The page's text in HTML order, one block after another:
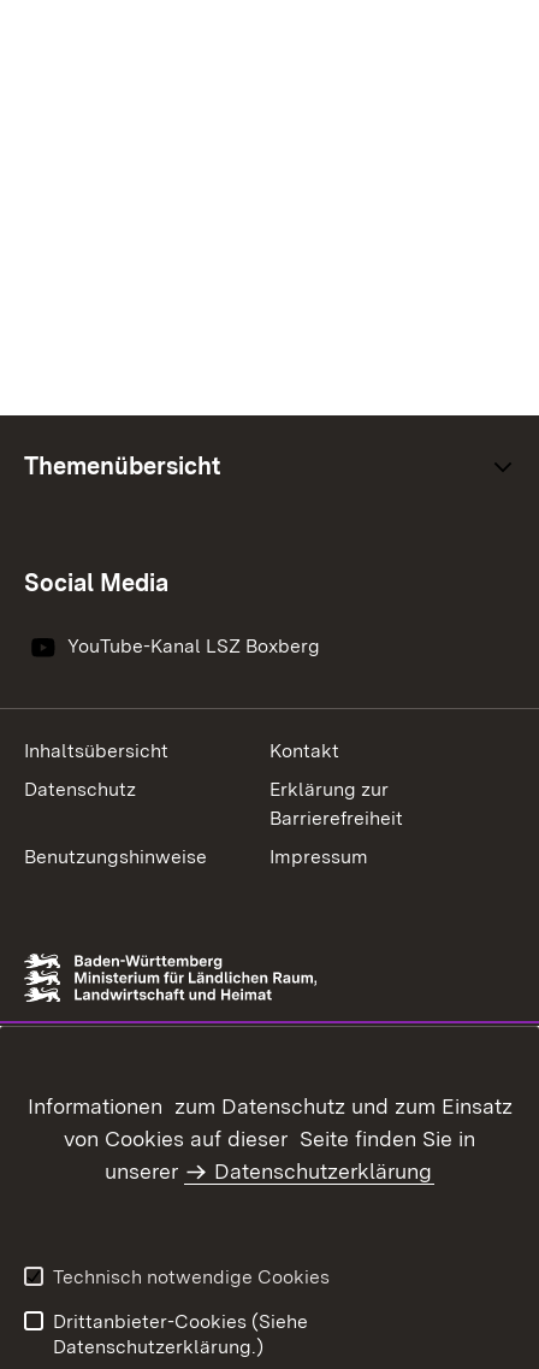
Themenübersicht
Social Media
YouTube-Kanal LSZ Boxberg
Inhaltsübersicht
Kontakt
Datenschutz
Erklärung zur
Barrierefreiheit
Benutzungshinweise
Impressum
Informationen zum Datenschutz und zum Einsatz
von Cookies auf dieser Seite finden Sie in
unserer
Datenschutzerklärung
Technisch notwendige Cookies
Drittanbieter-Cookies (Siehe
Datenschutzerklärung.)